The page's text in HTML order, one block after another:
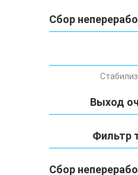
Сбор
Выход
Фильтр
Сбор